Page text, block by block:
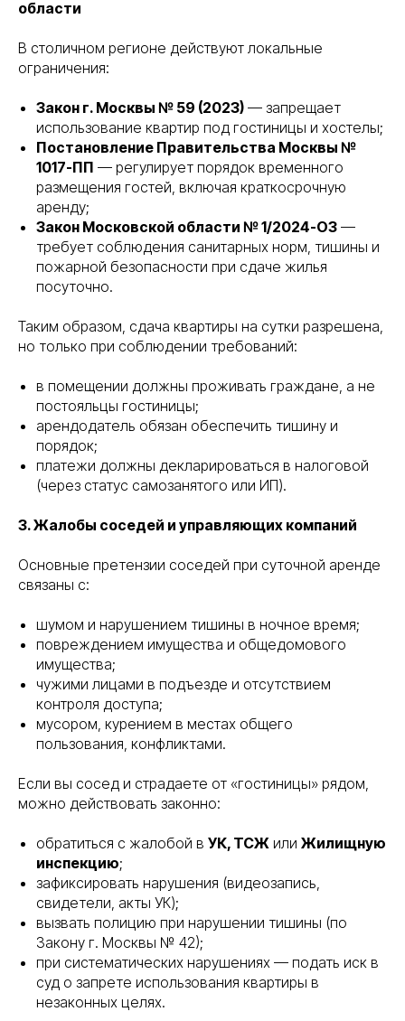
области
В столичном регионе действуют локальные
ограничения:
Закон г. Москвы № 59 (2023) — запрещает
использование квартир под гостиницы и хостелы;
Постановление Правительства Москвы №
1017-ПП — регулирует порядок временного
размещения гостей, включая краткосрочную
аренду;
Закон Московской области № 1/2024-ОЗ —
требует соблюдения санитарных норм, тишины и
пожарной безопасности при сдаче жилья
посуточно.
Таким образом, сдача квартиры на сутки разрешена,
но только при соблюдении требований:
в помещении должны проживать граждане, а не
постояльцы гостиницы;
арендодатель обязан обеспечить тишину и
порядок;
платежи должны декларироваться в налоговой
(через статус самозанятого или ИП).
3. Жалобы соседей и управляющих компаний
Основные претензии соседей при суточной аренде
связаны с:
шумом и нарушением тишины в ночное время;
повреждением имущества и общедомового
имущества;
чужими лицами в подъезде и отсутствием
контроля доступа;
мусором, курением в местах общего
пользования, конфликтами.
Если вы сосед и страдаете от «гостиницы» рядом,
можно действовать законно:
обратиться с жалобой в УК, ТСЖ или Жилищную
инспекцию;
зафиксировать нарушения (видеозапись,
свидетели, акты УК);
вызвать полицию при нарушении тишины (по
Закону г. Москвы № 42);
при систематических нарушениях — подать иск в
суд о запрете использования квартиры в
незаконных целях.